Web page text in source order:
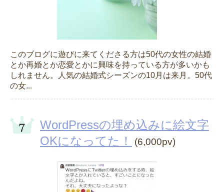
このブログに遊びに来てくださる方は50代の女性の結婚
とか再婚とか恋愛とかに興味を持っている方が多いかも
しれません。人気の結婚式シーズンの10月は来月。50代
の女...
WordPressの埋め込みに絵文字
OKになってた！
(6,000pv)